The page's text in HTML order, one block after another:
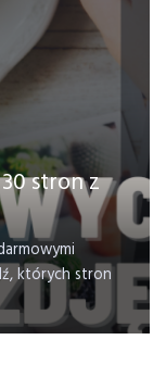
stron z
których stron